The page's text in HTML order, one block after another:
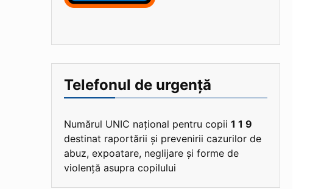
Telefonul de urgență
Numărul UNIC național pentru copii 1 1 9
destinat raportării și prevenirii cazurilor de
abuz, expoatare, neglijare și forme de
violență asupra copilului